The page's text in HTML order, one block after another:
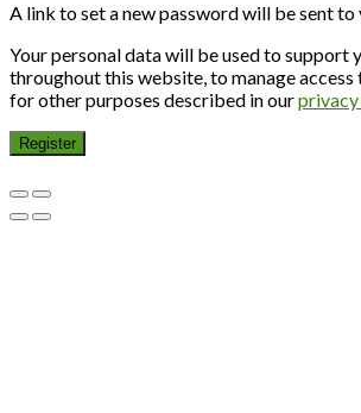
A link to set a new password will be sent to
Your personal data will be used to support
throughout this website, to manage access
for other purposes described in our
Register